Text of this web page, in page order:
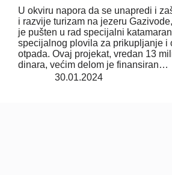
U okviru napora da se unapredi i
i razvije turizam na jezeru
je pušten u rad specijalni
specijalnog plovila za prikupljanje i
otpada. Ovaj projekat, vredan 13
dinara, većim delom je finansiran…
30.01.2024